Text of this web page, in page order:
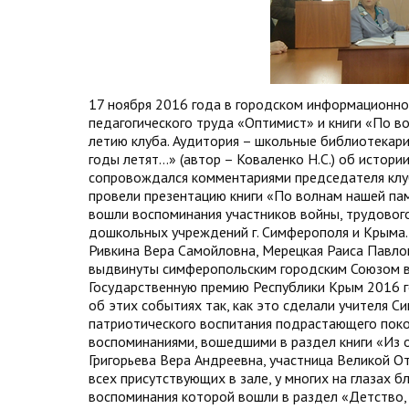
17 ноября 2016 года в городском
педагогического труда «Оптимист» и книги
летию клуба. Аудитория – школьные
годы летят…» (автор – Коваленко Н.С.) об
сопровождался комментариями председателя
провели презентацию книги «По волнам нашей
вошли воспоминания участников войны,
дошкольных учреждений г. Симферополя и
Ривкина Вера Самойловна, Мерецкая Раиса
выдвинуты симферопольским городским Союзом
Государственную премию Республики Крым 2016
об этих событиях так, как это сделали учителя
патриотического воспитания подрастающего
воспоминаниями, вошедшими в раздел книги «Из
Григорьева Вера Андреевна, участница Великой
всех присутствующих в зале, у многих на
воспоминания которой вошли в раздел